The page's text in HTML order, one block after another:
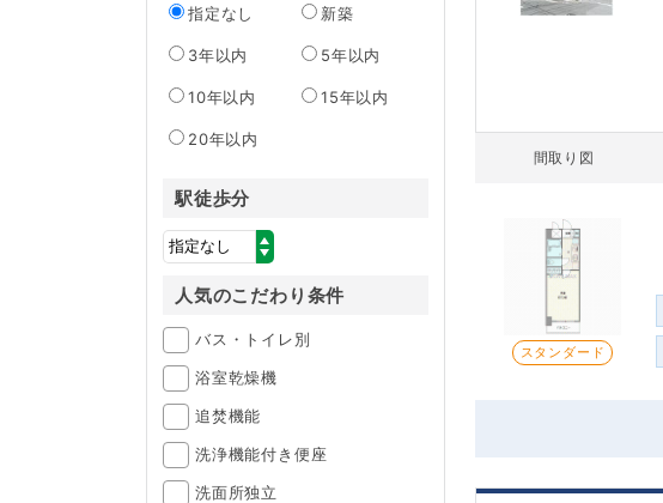
指定なし 新築
3年以内 5年以内
10年以内 15年以内
20年以内
駅徒歩分
人気のこだわり条件
バス・トイレ別
浴室乾燥機
追焚機能
洗浄機能付き便座
洗面所独立
間取り図
スタンダード